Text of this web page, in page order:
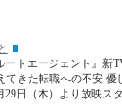
ートエージェント』新
てきた転職への不安 優
日（木）より放映ス